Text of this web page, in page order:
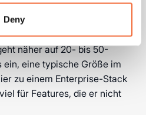
Deny
näher auf 20- bis 50-
eine typische Größe im
zu einem Enterprise-Stack
für Features, die er nicht